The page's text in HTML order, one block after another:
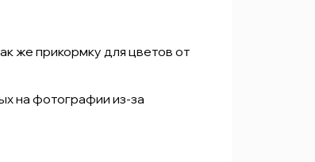
же прикормку для цветов от
на фотографии из-за